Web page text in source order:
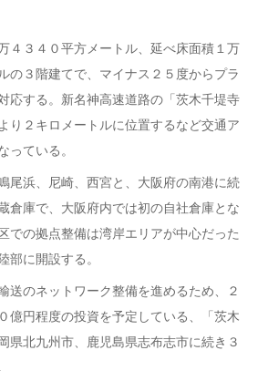
４３４０平方メートル、延べ床面積１万
の３階建てで、マイナス２５度からプラ
応する。新名神高速道路の「茨木千堤寺
り２キロメートルに位置するなど交通ア
っている。
尾浜、尼崎、西宮と、大阪府の南港に続
倉庫で、大阪府内では初の自社倉庫とな
での拠点整備は湾岸エリアが中心だった
部に開設する。
送のネットワーク整備を進めるため、２
億円程度の投資を予定している、「茨木
県北九州市、鹿児島県志布志市に続き３